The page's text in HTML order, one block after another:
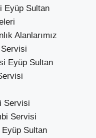
Eyüp Sultan
Alanlarımız
Eyüp Sultan
Servisi
Servisi
Sultan